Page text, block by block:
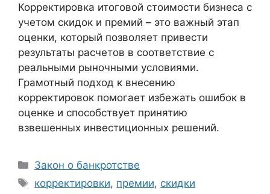
Корректировка итоговой стоимости бизнеса с
учетом скидок и премий – это важный этап
оценки, который позволяет привести
результаты расчетов в соответствие с
реальными рыночными условиями.
Грамотный подход к внесению
корректировок помогает избежать ошибок в
оценке и способствует принятию
взвешенных инвестиционных решений.
Рубрики
Закон о банкротстве
Метки
корректировки, премии, скидки